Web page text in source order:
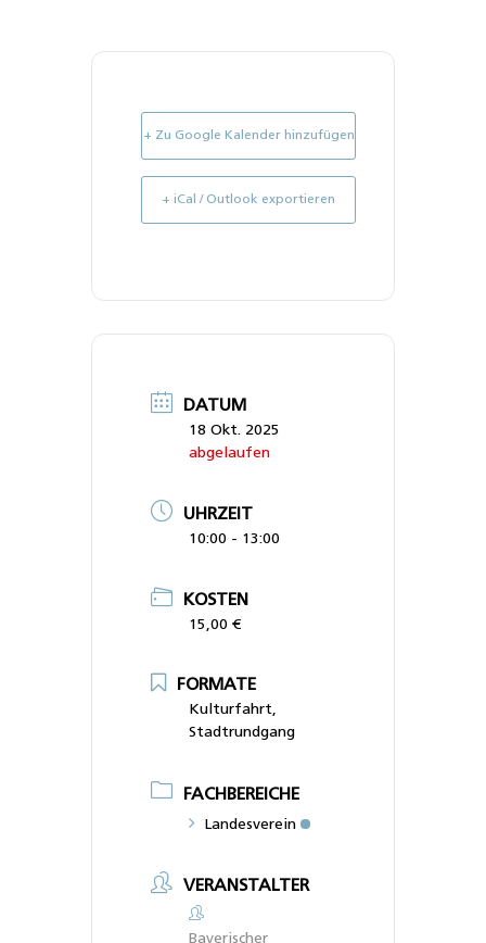
+ Zu Google Kalender hinzufügen
+ iCal / Outlook exportieren
DATUM
18 Okt. 2025
abgelaufen
UHRZEIT
10:00 - 13:00
KOSTEN
15,00 €
FORMATE
Kulturfahrt,
Stadtrundgang
FACHBEREICHE
Landesverein
VERANSTALTER
Bayerischer